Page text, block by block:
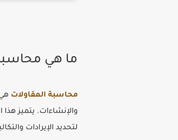
ما هي
محاسبة المقاولات
والإنشاءات. يتميز
لتحديد الإيرادات